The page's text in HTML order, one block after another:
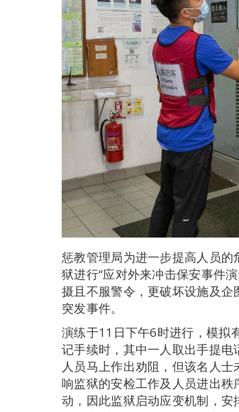
惩教管理局为进一步提高人员
狱进行“应对外来冲击保安事件
摄且不服警令，更破坏设施及
突发事件。
演练于11日下午6时进行，模拟
记手续时，其中一人取出手提
人员马上作出劝阻，但该名人
响监狱的安检工作及人员进出
动，因此监狱启动应变机制，